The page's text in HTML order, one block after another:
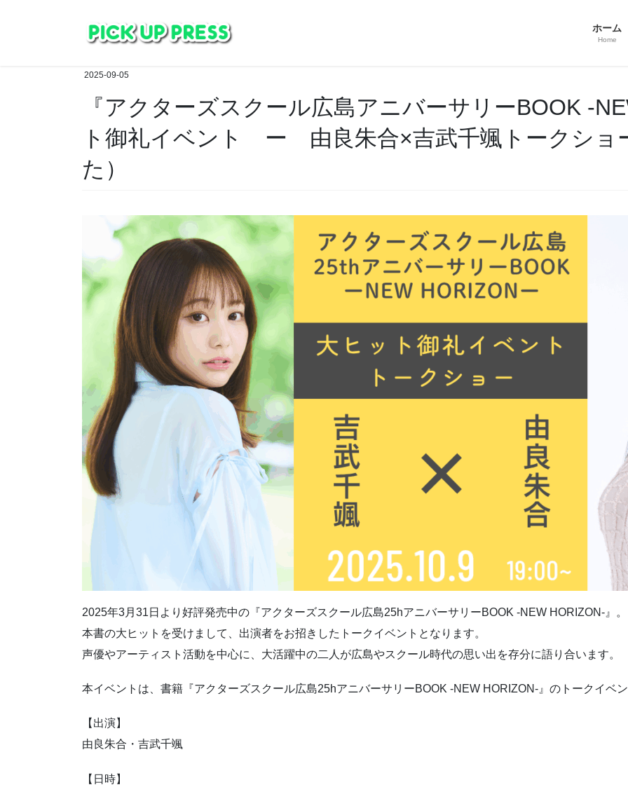
ホーム
Home
2025-09-05
『アクターズスクール広島アニバーサリーBOOK -
ト御礼イベント ー 由良朱合×吉武千颯トークシ
た）
2025年3月31日より好評発売中の『アクターズスクール広島25hアニバーサリーBOOK -NEW HORIZON-』。
本書の大ヒットを受けまして、出演者をお招きしたトークイベントとなります。
声優やアーティスト活動を中心に、大活躍中の二人が広島やスクール時代の思い出を存分に語り合います。
本イベントは、書籍『アクターズスクール広島25hアニバーサリーBOOK -NEW HORIZON-』のトークイベ
【出演】
由良朱合・吉武千颯
【日時】